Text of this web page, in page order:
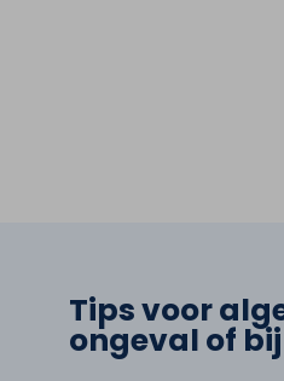
Tips voor
ongeval of bij